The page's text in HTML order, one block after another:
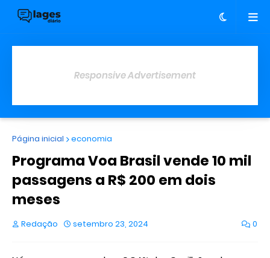
Responsive Advertisement
Página inicial economia
Programa Voa Brasil vende 10 mil
passagens a R$ 200 em dois
meses
Redação setembro 23, 2024 0